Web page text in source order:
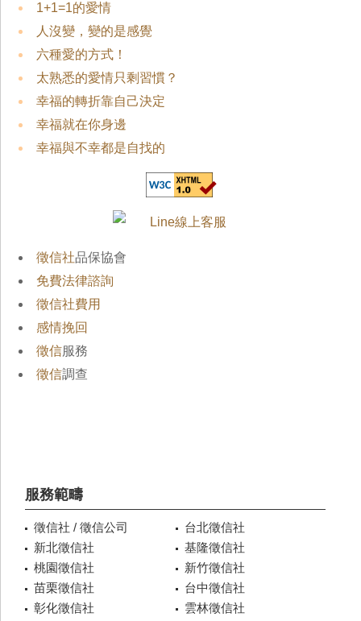
1+1=1的愛情
人沒變，變的是感覺
六種愛的方式！
太熟悉的愛情只剩習慣？
幸福的轉折靠自己決定
幸福就在你身邊
幸福與不幸都是自找的
徵信社品保協會
免費法律諮詢
徵信社費用
感情挽回
徵信服務
徵信調查
服務範疇
徵信社 / 徵信公司
台北徵信社
新北徵信社
基隆徵信社
桃園徵信社
新竹徵信社
苗栗徵信社
台中徵信社
彰化徵信社
雲林徵信社